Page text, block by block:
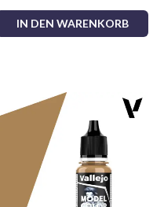
IN DEN WARENKORB